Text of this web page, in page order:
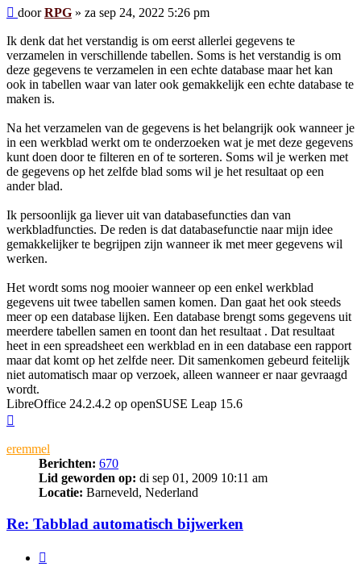
Bericht
doorRPG » za sep 24, 2022 5:26 pm
Ik denk dat het verstandig is om eerst allerlei gegevens te
verzamelen in verschillende tabellen. Soms is het verstandig is om
deze gegevens te verzamelen in een echte database maar het kan
ook in tabellen waar van later ook gemakkelijk een echte database te
maken is.
Na het verzamelen van de gegevens is het belangrijk ook wanneer je
in een werkblad werkt om te onderzoeken wat je met deze gegevens
kunt doen door te filteren en of te sorteren. Soms wil je werken met
de gegevens op het zelfde blad soms wil je het resultaat op een
ander blad.
Ik persoonlijk ga liever uit van databasefuncties dan van
werkbladfuncties. De reden is dat databasefunctie naar mijn idee
gemakkelijker te begrijpen zijn wanneer ik met meer gegevens wil
werken.
Het wordt soms nog mooier wanneer op een enkel werkblad
gegevens uit twee tabellen samen komen. Dan gaat het ook steeds
meer op een database lijken. Een database brengt soms gegevens uit
meerdere tabellen samen en toont dan het resultaat . Dat resultaat
heet in een spreadsheet een werkblad en in een database een rapport
maar dat komt op het zelfde neer. Dit samenkomen gebeurd feitelijk
niet automatisch maar op verzoek, alleen wanneer er naar gevraagd
wordt.
LibreOffice 24.2.4.2 op openSUSE Leap 15.6
eremmel
Berichten: 670
Lid geworden op: di sep 01, 2009 10:11 am
Locatie: Barneveld, Nederland
Re: Tabblad automatisch bijwerken